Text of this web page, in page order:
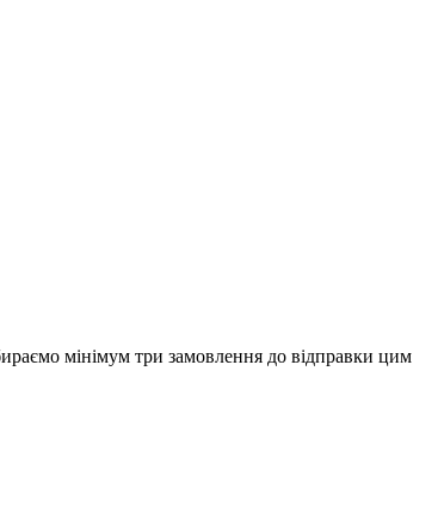
мінімум три замовлення до відправки цим